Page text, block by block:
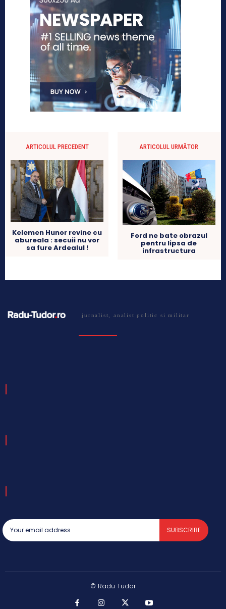
ARTICOLUL PRECEDENT
Kelemen Hunor revine cu
abureala : secuii nu vor
sa fure Ardealul !
ARTICOLUL URMĂTOR
Ford ne bate obrazul
pentru lipsa de
infrastructura
jurnalist, analist politic si militar
SUBSCRIBE
© Radu Tudor